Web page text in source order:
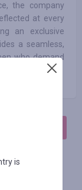
the company
at every
an exclusive
a seamless,
who demand
ОТЗЫВ
is